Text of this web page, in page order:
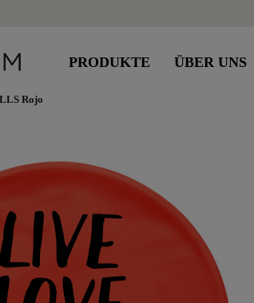
PRODUKTE ÜBER UNS
Rojo